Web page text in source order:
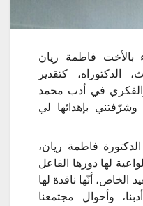
بالأخت فاطمة ريان
الدكتوراه، كتقدير
في أدب محمد
وشرّفتني بإهدائها لي
فاطمة ريان،
لها دورها الفاعل
الخاص، أنّها ناقدة لها
وأحوال مجتمعنا